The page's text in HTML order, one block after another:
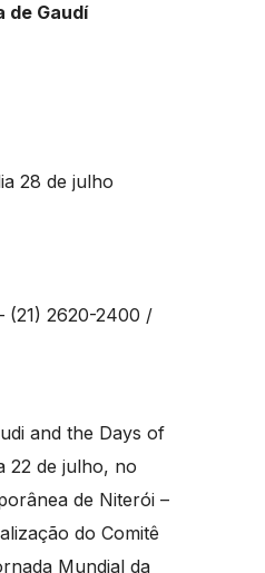
de Gaudí
28 de julho
(21) 2620-2400 /
and the Days of
22 de julho, no
de Niterói –
do Comitê
Mundial da